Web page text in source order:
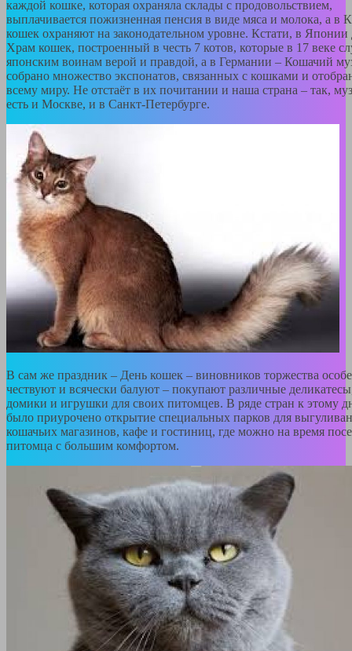
каждой кошке, которая охраняла склады с продовольствием,
выплачивается пожизненная пенсия в виде мяса и молока, а в
кошек охраняют на законодательном уровне. Кстати, в Японии
Храм кошек, построенный в честь 7 котов, которые в 17 веке
японским воинам верой и правдой, а в Германии – Кошачий
собрано множество экспонатов, связанных с кошками и
всему миру. Не отстаёт в их почитании и наша страна – так,
есть и Москве, и в Санкт-Петербурге.
В сам же праздник – День кошек – виновников торжества
чествуют и всячески балуют – покупают различные
домики и игрушки для своих питомцев. В ряде стран к этому
было приурочено открытие специальных парков для
кошачьих магазинов, кафе и гостиниц, где можно на время
питомца с большим комфортом.